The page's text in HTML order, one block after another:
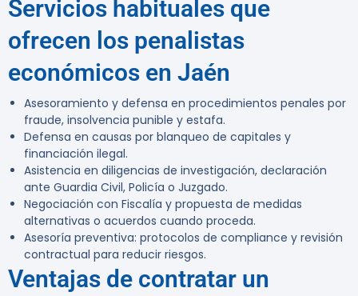
Servicios habituales que
ofrecen los penalistas
económicos en Jaén
Asesoramiento y defensa en procedimientos penales por
fraude, insolvencia punible y estafa.
Defensa en causas por blanqueo de capitales y
financiación ilegal.
Asistencia en diligencias de investigación, declaración
ante Guardia Civil, Policía o Juzgado.
Negociación con Fiscalía y propuesta de medidas
alternativas o acuerdos cuando proceda.
Asesoría preventiva: protocolos de compliance y revisión
contractual para reducir riesgos.
Ventajas de contratar un